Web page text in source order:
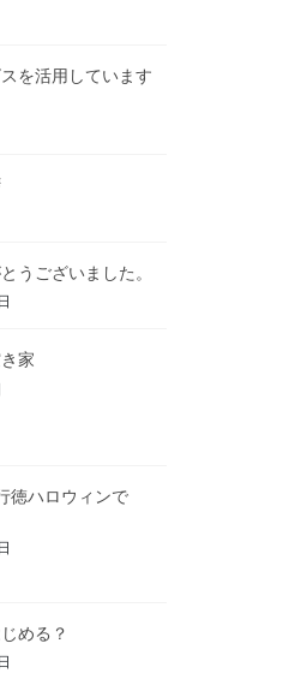
を活用しています
うございました。
家
徳ハロウィンで
める？